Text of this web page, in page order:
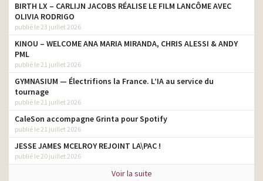
BIRTH LX – CARLIJN JACOBS RÉALISE LE FILM LANCÔME AVEC
OLIVIA RODRIGO
publié le 23 juillet 2026
KINOU – WELCOME ANA MARIA MIRANDA, CHRIS ALESSI & ANDY
PML
publié le 21 juillet 2026
GYMNASIUM — Électrifions la France. L’IA au service du
tournage
publié le 21 juillet 2026
CaleSon accompagne Grinta pour Spotify
publié le 21 juillet 2026
JESSE JAMES MCELROY REJOINT LA\PAC !
publié le 20 juillet 2026
Voir la suite